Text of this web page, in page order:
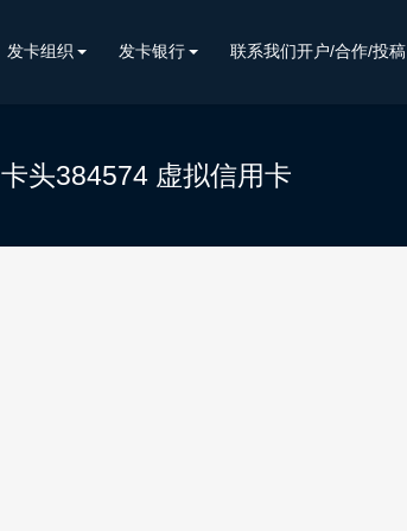
发卡组织 发卡银行 联系我们开户/合作/投稿
卡头384574 虚拟信用卡